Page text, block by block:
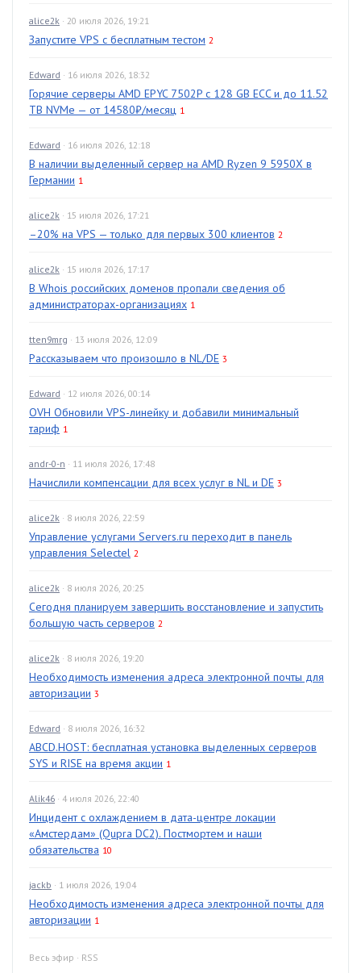
alice2k · 20 июля 2026, 19:21
Запустите VPS с бесплатным тестом 2
Edward · 16 июля 2026, 18:32
Горячие серверы AMD EPYC 7502P с 128 GB ECC и до 11.52
TB NVMe — от 14580₽/месяц 1
Edward · 16 июля 2026, 12:18
В наличии выделенный сервер на AMD Ryzen 9 5950X в
Германии 1
alice2k · 15 июля 2026, 17:21
–20% на VPS — только для первых 300 клиентов 2
alice2k · 15 июля 2026, 17:17
В Whois российских доменов пропали сведения об
администраторах-организациях 1
tten9mrg · 13 июля 2026, 12:09
Рассказываем что произошло в NL/DE 3
Edward · 12 июля 2026, 00:14
OVH Обновили VPS-линейку и добавили минимальный
тариф 1
andr-0-n · 11 июля 2026, 17:48
Начислили компенсации для всех услуг в NL и DE 3
alice2k · 8 июля 2026, 22:59
Управление услугами Servers.ru переходит в панель
управления Selectel 2
alice2k · 8 июля 2026, 20:25
Сегодня планируем завершить восстановление и запустить
большую часть серверов 2
alice2k · 8 июля 2026, 19:20
Необходимость изменения адреса электронной почты для
авторизации 3
Edward · 8 июля 2026, 16:32
ABCD.HOST: бесплатная установка выделенных серверов
SYS и RISE на время акции 1
Alik46 · 4 июля 2026, 22:40
Инцидент с охлаждением в дата-центре локации
«Амстердам» (Qupra DC2). Постмортем и наши
обязательства 10
jackb · 1 июля 2026, 19:04
Необходимость изменения адреса электронной почты для
авторизации 1
Весь эфир · RSS